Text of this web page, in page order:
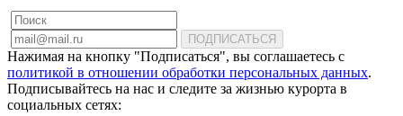
ПОДПИСАТЬСЯ
Нажимая на кнопку "Подписаться", вы соглашаетесь с
политикой в отношении обработки персональных данных.
Подписывайтесь на нас и следите за жизнью курорта в
социальных сетях: